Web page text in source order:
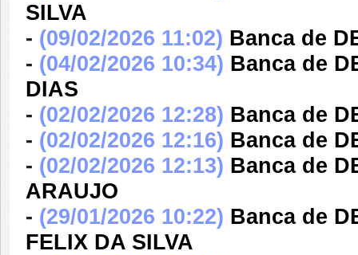
SILVA
- (09/02/2026 11:02) Banca de
- (04/02/2026 10:34) Banca de
DIAS
- (02/02/2026 12:28) Banca de
- (02/02/2026 12:16) Banca de
- (02/02/2026 12:13) Banca de
ARAUJO
- (29/01/2026 10:22) Banca de
FELIX DA SILVA